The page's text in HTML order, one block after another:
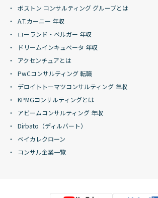
ボストン コンサルティング グループとは
A.T.カーニー 年収
ローランド・ベルガー 年収
ドリームインキュベータ 年収
アクセンチュアとは
PwCコンサルティング 転職
デロイトトーマツコンサルティング 年収
KPMGコンサルティングとは
アビームコンサルティング 年収
Dirbato（ディルバート）
ベイカレクローン
コンサル企業一覧